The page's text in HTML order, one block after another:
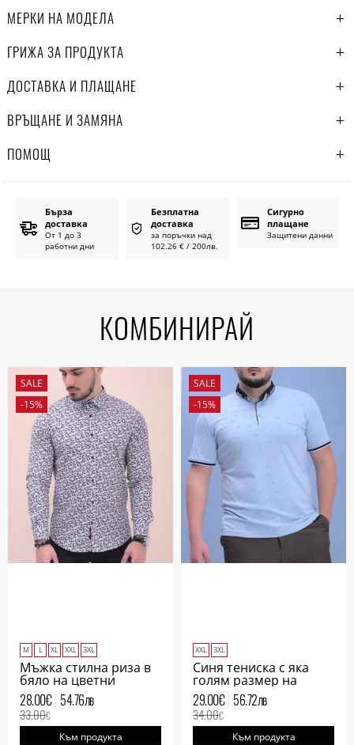
МЕРКИ НА МОДЕЛА
ГРИЖА ЗА ПРОДУКТА
ДОСТАВКА И ПЛАЩАНЕ
ВРЪЩАНЕ И ЗАМЯНА
ПОМОЩ
Бърза
доставка
От 1 до 3
работни дни
Безплатна
доставка
за поръчки над
102.26 € / 200лв.
Сигурно
плащане
Защитени данни
КОМБИНИРАЙ
SALE
-15%
M L XL XXL 3XL
Мъжка стилна риза в
бяло на цветни
шестограми
28.00€ 54.76лв
33.00€
Към продукта
SALE
-15%
XXL 3XL
Синя тениска с яка
голям размер на
птици
29.00€ 56.72лв
34.00€
Към продукта